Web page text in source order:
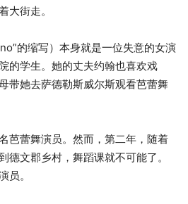
大街走。
的缩写）本身就是一位失意的女演
的学生。她的丈夫约翰也喜欢戏
带她去萨德勒斯威尔斯观看芭蕾舞
芭蕾舞演员。然而，第二年，随着
德文郡乡村，舞蹈课就不可能了。
员。